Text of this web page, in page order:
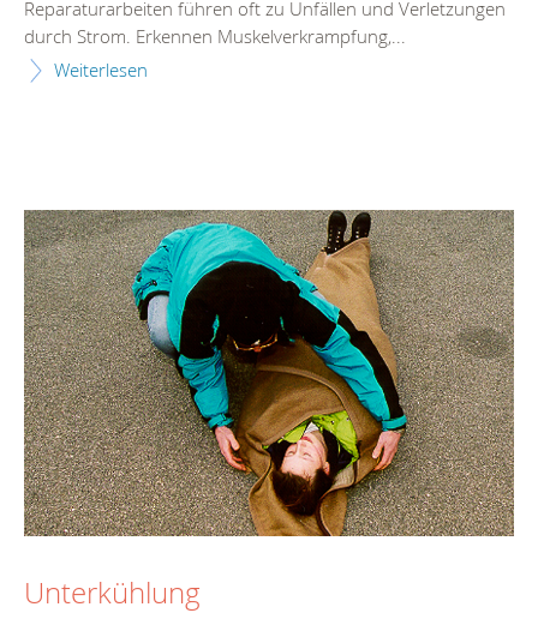
Reparaturarbeiten führen oft zu Unfällen und Verletzungen
durch Strom. Erkennen Muskelverkrampfung,...
Weiterlesen
Unterkühlung